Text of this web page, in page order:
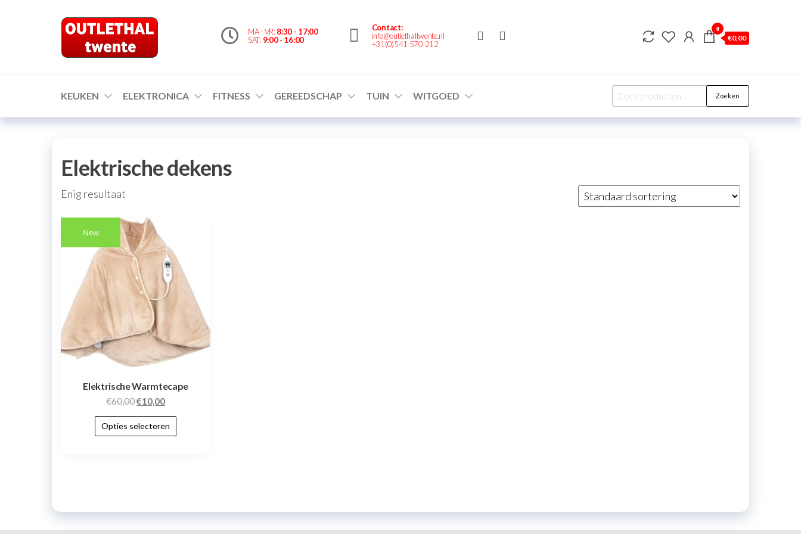
Outlethaltwente.nl
– altijd iets te
MA - VR: 8:30 - 17:00
SAT: 9:00 - 16:00
Contact:
info@outlethaltwente.nl
+31(0)541 570 212
0
€0,00
KEUKEN ELEKTRONICA FITNESS GEREEDSCHAP TUIN WITGOED Zoeken
Elektrische dekens
Enig resultaat
New
Elektrische Warmtecape
€60,00€10,00
Opties selecteren